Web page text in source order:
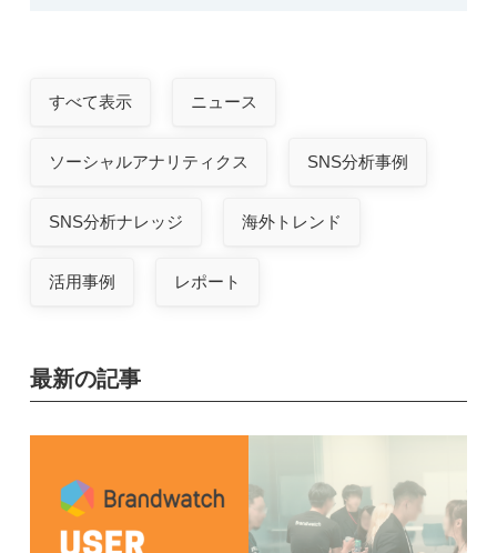
すべて表示 ニュース
ソーシャルアナリティクス SNS分析事例
SNS分析ナレッジ 海外トレンド
活用事例 レポート
最新の記事